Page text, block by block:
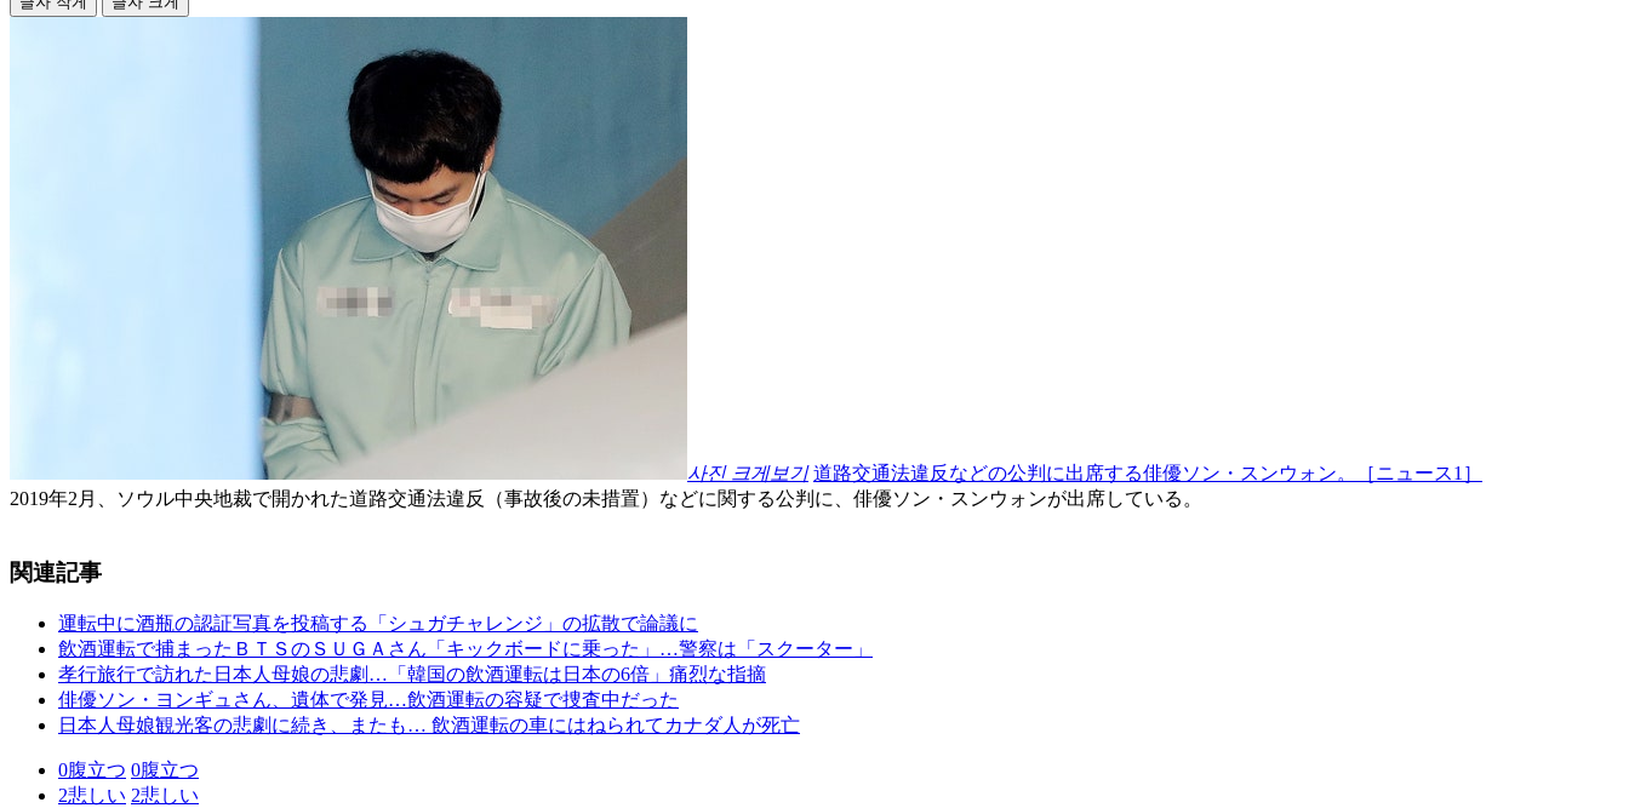
사진 크게보기 道路交通法違反などの公判に出席する俳優ソン・スンウォン。［ニュース1］
2019年2月、ソウル中央地裁で開かれた道路交通法違反（事故後の未措置）などに関する公判に、俳優ソン・スンウォンが出席している。
関連記事
運転中に酒瓶の認証写真を投稿する「シュガチャレンジ」の拡散で論議に
飲酒運転で捕まったＢＴＳのＳＵＧＡさん「キックボードに乗った」…警察は「スクーター」
孝行旅行で訪れた日本人母娘の悲劇…「韓国の飲酒運転は日本の6倍」痛烈な指摘
俳優ソン・ヨンギュさん、遺体で発見…飲酒運転の容疑で捜査中だった
日本人母娘観光客の悲劇に続き、またも… 飲酒運転の車にはねられてカナダ人が死亡
0腹立つ 0腹立つ
2悲しい 2悲しい